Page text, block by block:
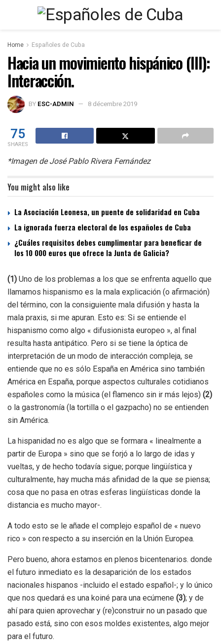
Home Españoles de Cuba
Hacia un movimiento hispánico (III):
Interacción.
BY ESC-ADMIN 8 décembre 2019
75
SHARES
*Imagen de José Pablo Rivera Fernández
You might also like
La Asociación Leonesa, un puente de solidaridad en Cuba
La ignorada fuerza electoral de los españoles de Cuba
¿Cuáles requisitos debes cumplimentar para beneficar de
los 10 000 euros que ofrece la Junta de Galicia?
(1) Uno de los problemas a los que se enfrenta aquello que
llamamos hispanismo es la mala explicación (o afirmación)
del término, con la consiguiente mala difusión y hasta la
mala praxis, si me apuran. Esto es: Si se entiende el
hispanismo como algo « difusionista europeo », al final
resulta hasta antipático. Pero si se tiene la óptica de
interpretación de un modo de interacción compleja, se
entiende que no es sólo España en América sino también
América en España, porque aspectos culturales cotidianos
españoles como la música (el flamenco sin ir más lejos) (2)
o la gastronomía (la tortilla o el gazpacho) no se entienden
sin América.
La hispanidad no es algo que se formara « linealmente a
partir de Europa » sino que se forjó a lo largo de idas y
vueltas, y de hecho todavía sigue; porque lingüística y
culturalmente, hay mucha más afinidad de la que se piensa;
cosa que no pasa en otras esferas lingüísticas donde la
distancia es mucho mayor-.
A todo esto se le añade el complejo español de « nuevo
rico » con respecto a su inserción en la Unión Europea.
Pero bueno, ahora estamos en plenos bicentenarios. donde
el futuro inmediato es la desaparición de los estados
nacionales hispanos -incluido el estado español-; y lo único
que nos quedará es una koiné para una ecúmene (3); y de
ahí para quien aprovechar y (re)construir no un pasado que
pasado está, sino con esos moldes existentes, algo mejor
para el futuro.